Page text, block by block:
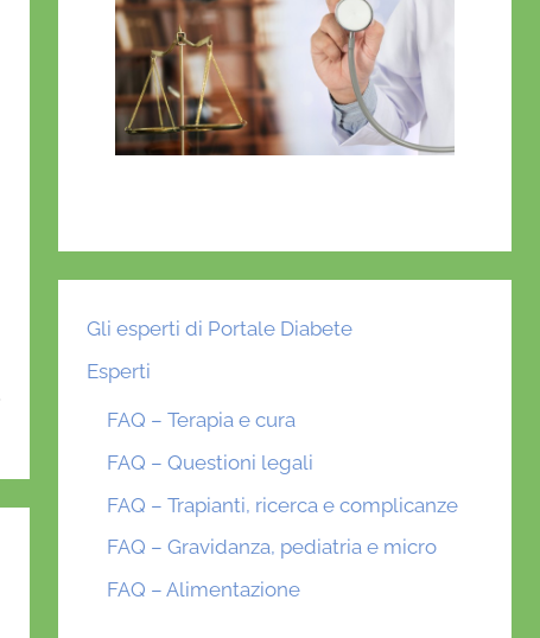
Gli esperti di Portale Diabete
Esperti
FAQ – Terapia e cura
FAQ – Questioni legali
FAQ – Trapianti, ricerca e complicanze
FAQ – Gravidanza, pediatria e micro
FAQ – Alimentazione